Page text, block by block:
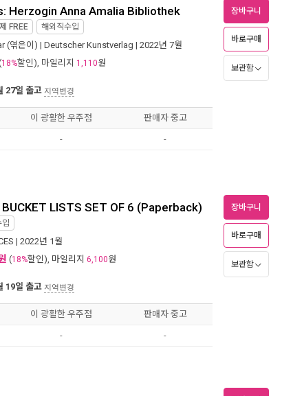
Herzogin Anna Amalia Bibliothek
FREE 해외직수입
(엮은이) | Deutscher Kunstverlag | 2022년 7월
18%할인), 마일리지 1,110원
27일 출고 지역변경
장바구니
바로구매
보관함
이 광활한 우주점 판매자 중고
- -
BUCKET LISTS SET OF 6 (Paperback)
입
| 2022년 1월
(18%할인), 마일리지 6,100원
19일 출고 지역변경
장바구니
바로구매
보관함
이 광활한 우주점 판매자 중고
- -